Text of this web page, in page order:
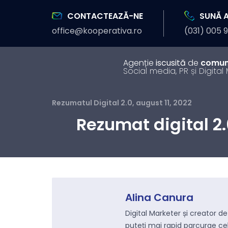
CONTACTEAZĂ-NE
office@kooperativa.ro
SUNĂ
(031) 005
Agenție iscusită de
Social media, PR și Digital
Administrare conturi de social
media
Brand personal sau pagină de afaceri? Pornind
de social media care să te poziționeze corect
Influencer Marketing
Campanii cu bloggeri, creatori de conținut și
Rezumatul Digital 2.0, august 11, 2022
Rezumat digital
Alina Canura
Digital Marketer și creator
puteți mai rapid parcurge